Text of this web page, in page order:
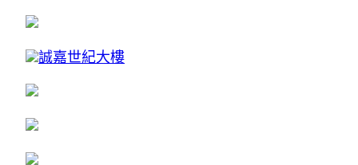
誠嘉世紀大樓